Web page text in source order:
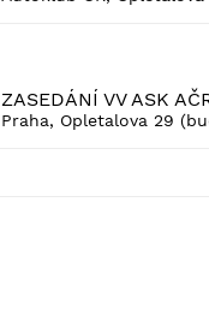
ZASEDÁNÍ VV ASK
Praha, Opletalova 29